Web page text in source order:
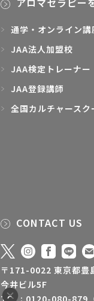
通学・オンライン講
JAA法人加盟校
JAA検定トレーナー
JAA登録講師
全国カルチャースク
CONTACT US
〒171-0022 東京都
今井ビル5F
TEL : 0120-080-879